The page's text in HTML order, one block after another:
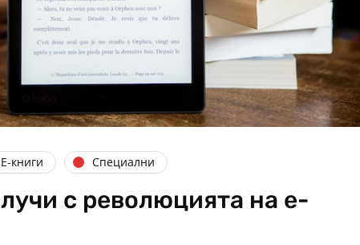
Е-книги Специални
с революцията на е-